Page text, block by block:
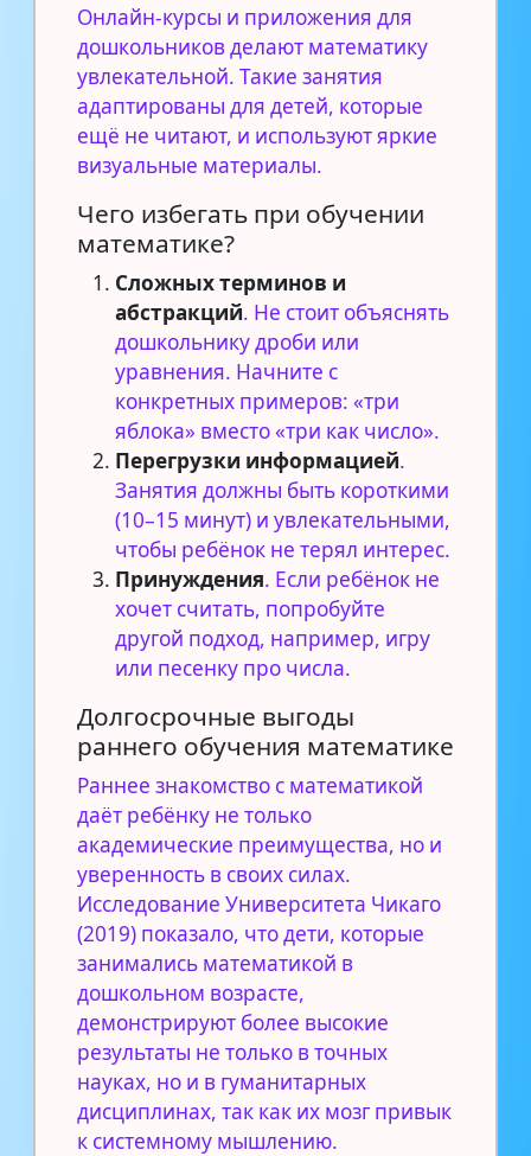
Онлайн-курсы и приложения для
дошкольников делают математику
увлекательной. Такие занятия
адаптированы для детей, которые
ещё не читают, и используют яркие
визуальные материалы.
Чего избегать при обучении
математике?
Сложных терминов и
абстракций. Не стоит объяснять
дошкольнику дроби или
уравнения. Начните с
конкретных примеров: «три
яблока» вместо «три как число».
Перегрузки информацией.
Занятия должны быть короткими
(10–15 минут) и увлекательными,
чтобы ребёнок не терял интерес.
Принуждения. Если ребёнок не
хочет считать, попробуйте
другой подход, например, игру
или песенку про числа.
Долгосрочные выгоды
раннего обучения математике
Раннее знакомство с математикой
даёт ребёнку не только
академические преимущества, но и
уверенность в своих силах.
Исследование Университета Чикаго
(2019) показало, что дети, которые
занимались математикой в
дошкольном возрасте,
демонстрируют более высокие
результаты не только в точных
науках, но и в гуманитарных
дисциплинах, так как их мозг привык
к системному мышлению.